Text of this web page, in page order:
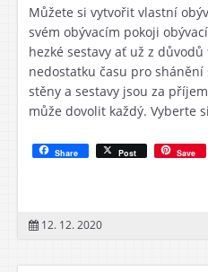
Můžete si vytvořit vlastní
svém obývacím pokoji
hezké sestavy ať už z
nedostatku času pro shánění
stěny a sestavy jsou za
může dovolit každý. Vyberte
Share Post Save
12. 12. 2020